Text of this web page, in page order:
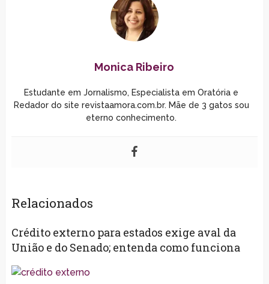
Monica Ribeiro
Estudante em Jornalismo, Especialista em Oratória e
Redador do site revistaamora.com.br. Mãe de 3 gatos sou
eterno conhecimento.
Relacionados
Crédito externo para estados exige aval da
União e do Senado; entenda como funciona